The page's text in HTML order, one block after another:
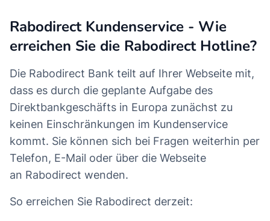
Rabodirect Kundenservice - Wie
erreichen Sie die Rabodirect Hotline?
Die Rabodirect Bank teilt auf Ihrer Webseite mit,
dass es durch die geplante Aufgabe des
Direktbankgeschäfts in Europa zunächst zu
keinen Einschränkungen im Kundenservice
kommt. Sie können sich bei Fragen weiterhin per
Telefon, E-Mail oder über die Webseite
an Rabodirect wenden.
So erreichen Sie Rabodirect derzeit: